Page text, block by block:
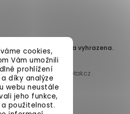
cookies,
Vám umožnili
prohlížení
díky analýze
webu neustále
jeho funkce,
a použitelnost.
s.r.o. . Všechna práva vyhrazena.
nastavení cookies
a nakódoval
Shoptak.cz